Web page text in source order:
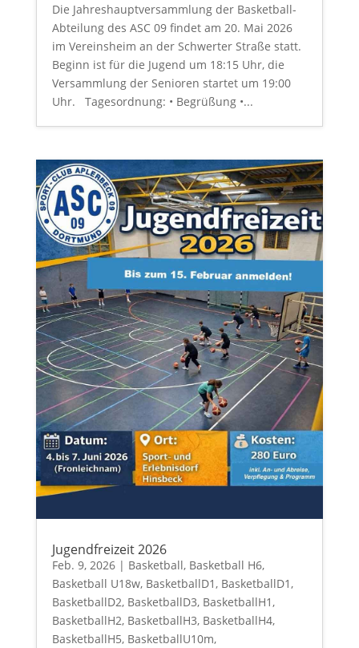
Die Jahreshauptversammlung der Basketball-
Abteilung des ASC 09 findet am 20. Mai 2026
im Vereinsheim an der Schwerter Straße statt.
Beginn ist für die Jugend um 18:15 Uhr, die
Versammlung der Senioren startet um 19:00
Uhr. Tagesordnung: • Begrüßung •...
Jugendfreizeit 2026
Feb. 9, 2026| Basketball, Basketball H6,
Basketball U18w, BasketballD1, BasketballD1,
BasketballD2, BasketballD3, BasketballH1,
BasketballH2, BasketballH3, BasketballH4,
BasketballH5, BasketballU10m,